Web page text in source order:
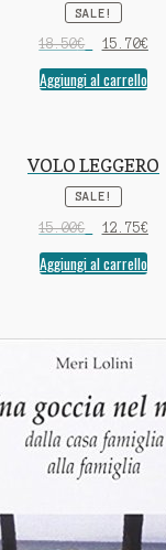
SALE!
18.50€ 15.70€
Aggiungi al carrello
VOLO LEGGERO
SALE!
15.00€ 12.75€
Aggiungi al carrello